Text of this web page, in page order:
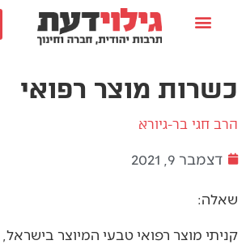
כשרות מוצר רפואי
הרב חגי בר-גיורא
דצמבר 9, 2021
שאלה:
קניתי מוצר רפואי טבעי המיוצר